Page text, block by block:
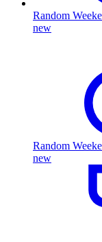
Random
new
Random
new